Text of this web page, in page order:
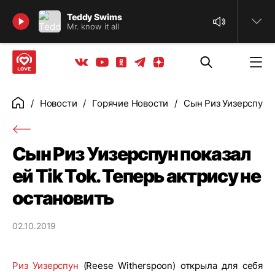
Teddy Swims
Mr. know it all
Найти
Вконтакте
YoutubeОдноклассники
ТелеграмЯндекс дзен
ГлавнаяНовости Горячие Новости Сын Риз Уизерспун
Сын Риз Уизерспун показал
ей Tik Tok. Теперь актрису не
остановить
02.10.2019
Риз Уизерспун (Reese Witherspoon) открыла для себя